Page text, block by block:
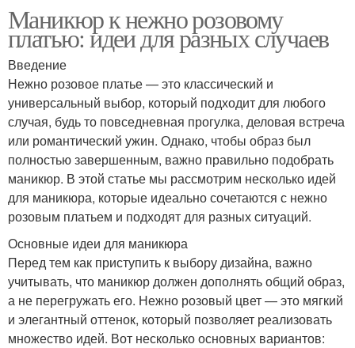
Маникюр к нежно розовому
платью: идеи для разных случаев
Введение
Нежно розовое платье — это классический и
универсальный выбор, который подходит для любого
случая, будь то повседневная прогулка, деловая встреча
или романтический ужин. Однако, чтобы образ был
полностью завершенным, важно правильно подобрать
маникюр. В этой статье мы рассмотрим несколько идей
для маникюра, которые идеально сочетаются с нежно
розовым платьем и подходят для разных ситуаций.
Основные идеи для маникюра
Перед тем как приступить к выбору дизайна, важно
учитывать, что маникюр должен дополнять общий образ,
а не перегружать его. Нежно розовый цвет — это мягкий
и элегантный оттенок, который позволяет реализовать
множество идей. Вот несколько основных вариантов: